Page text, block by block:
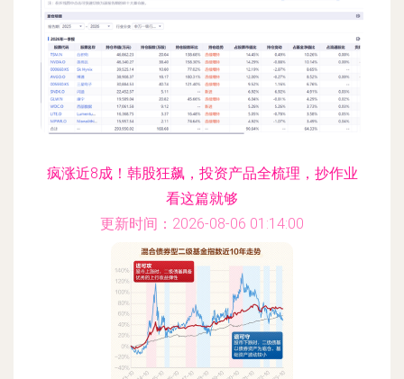
疯涨近8成！韩股狂飙，投资产品全梳理，抄作业
看这篇就够
更新时间：2026-08-06 01:14:00